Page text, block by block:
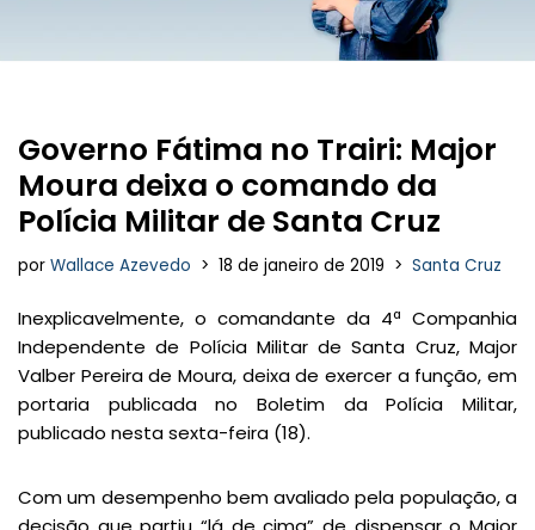
Governo Fátima no Trairi: Major
Moura deixa o comando da
Polícia Militar de Santa Cruz
por Wallace Azevedo 18 de janeiro de 2019 Santa Cruz
Inexplicavelmente, o comandante da 4ª Companhia
Independente de Polícia Militar de Santa Cruz, Major
Valber Pereira de Moura, deixa de exercer a função, em
portaria publicada no Boletim da Polícia Militar,
publicado nesta sexta-feira (18).
Com um desempenho bem avaliado pela população, a